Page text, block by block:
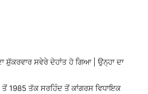
ਸ਼ੁੱਕਰਵਾਰ ਸਵੇਰੇ ਦੇਹਾਂਤ ਹੋ ਗਿਆ | ਉਨ੍ਹਾ ਦਾ
ਤੱਕ ਸਰਹਿੰਦ ਤੋਂ ਕਾਂਗਰਸ ਵਿਧਾਇਕ